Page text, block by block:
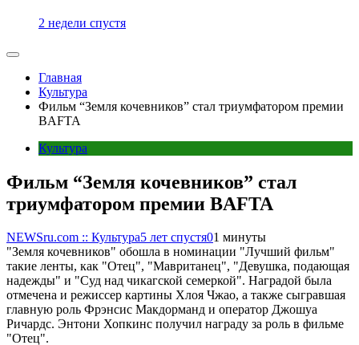
2 недели спустя
Главная
Культура
Фильм “Земля кочевников” стал триумфатором премии
BAFTA
Культура
Фильм “Земля кочевников” стал
триумфатором премии BAFTA
NEWSru.com :: Культура5 лет спустя01 минуты
"Земля кочевников" обошла в номинации "Лучший фильм"
такие ленты, как "Отец", "Мавританец", "Девушка, подающая
надежды" и "Суд над чикагской семеркой". Наградой была
отмечена и режиссер картины Хлоя Чжао, а также сыгравшая
главную роль Фрэнсис Макдорманд и оператор Джошуа
Ричардс. Энтони Хопкинс получил награду за роль в фильме
"Отец".